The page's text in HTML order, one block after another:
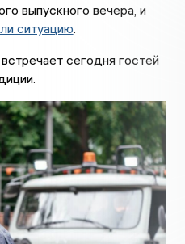
выпускного вечера, и
ситуацию.
сегодня гостей